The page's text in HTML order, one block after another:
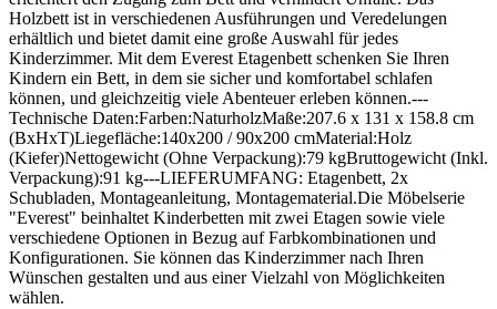
Holzbett ist in verschiedenen Ausführungen und Veredelungen
erhältlich und bietet damit eine große Auswahl für jedes
Kinderzimmer. Mit dem Everest Etagenbett schenken Sie Ihren
Kindern ein Bett, in dem sie sicher und komfortabel schlafen
können, und gleichzeitig viele Abenteuer erleben können.---
Technische Daten:Farben:NaturholzMaße:207.6 x 131 x 158.8 cm
(BxHxT)Liegefläche:140x200 / 90x200 cmMaterial:Holz
(Kiefer)Nettogewicht (Ohne Verpackung):79 kgBruttogewicht (Inkl.
Verpackung):91 kg---LIEFERUMFANG: Etagenbett, 2x
Schubladen, Montageanleitung, Montagematerial.Die Möbelserie
"Everest" beinhaltet Kinderbetten mit zwei Etagen sowie viele
verschiedene Optionen in Bezug auf Farbkombinationen und
Konfigurationen. Sie können das Kinderzimmer nach Ihren
Wünschen gestalten und aus einer Vielzahl von Möglichkeiten
wählen.